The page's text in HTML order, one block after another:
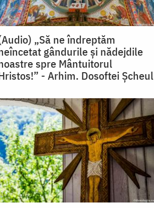
„Să ne îndreptăm
gândurile și nădejdile
spre Mântuitorul
- Arhim. Dosoftei Șcheul